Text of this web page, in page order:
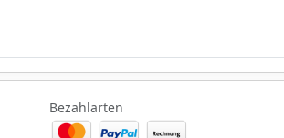
Bezahlarten